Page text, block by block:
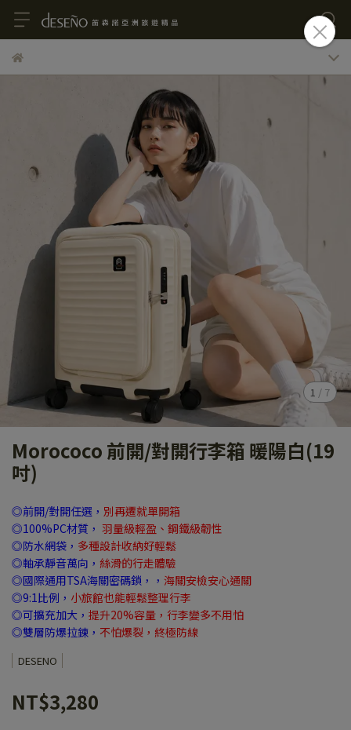
1 / 7
Morococo 前開/對開行李箱 暖陽白(19
吋)
◎前開/對開任選， 別再遷就單開箱
◎100%PC材質 ， 羽量級輕盈、鋼鐵級韌性
◎防水網袋 ， 多種設計收納好輕鬆
◎軸承靜音萬向 ， 絲滑的行走體驗
◎國際通用TSA海關密碼鎖， ， 海關安檢安心通關
◎9:1比例 ， 小旅館也能輕鬆整理行李
◎可擴充加大 ， 提升20%容量，行李變多不用怕
◎雙層防爆拉鍊 ， 不怕爆裂，終極防線
DESENO
NT$3,280